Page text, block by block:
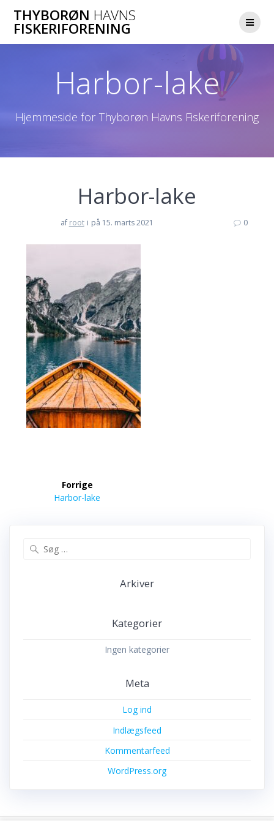
THYBORØN HAVNS
FISKERIFORENING
Harbor-lake
Hjemmeside for Thyborøn Havns Fiskeriforening
Harbor-lake
af root i på 15. marts 2021 0
Indlægsnavigation
Forrige
Forrige
Harbor-lake
Arkiver
Kategorier
Ingen kategorier
Meta
Log ind
Indlægsfeed
Kommentarfeed
WordPress.org